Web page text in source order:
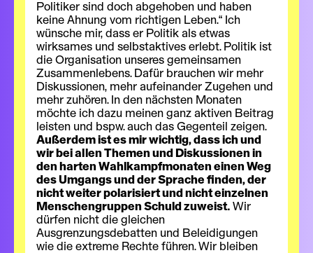
Politiker sind doch abgehoben und haben
keine Ahnung vom richtigen Leben.“ Ich
wünsche mir, dass er Politik als etwas
wirksames und selbstaktives erlebt. Politik ist
die Organisation unseres gemeinsamen
Zusammenlebens. Dafür brauchen wir mehr
Diskussionen, mehr aufeinander Zugehen und
mehr zuhören. In den nächsten Monaten
möchte ich dazu meinen ganz aktiven Beitrag
leisten und bspw. auch das Gegenteil zeigen.
Außerdem ist es mir wichtig, dass ich und
wir bei allen Themen und Diskussionen in
den harten Wahlkampfmonaten einen Weg
des Umgangs und der Sprache finden, der
nicht weiter polarisiert und nicht einzelnen
Menschengruppen Schuld zuweist. Wir
dürfen nicht die gleichen
Ausgrenzungsdebatten und Beleidigungen
wie die extreme Rechte führen. Wir bleiben